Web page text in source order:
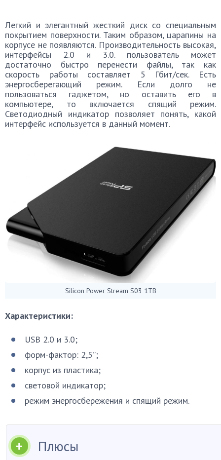
Легкий и элегантный жесткий диск со специальным
покрытием поверхности. Таким образом, царапины на
корпусе не появляются. Производительность высокая,
интерфейсы 2.0 и 3.0. пользователь может
достаточно быстро перенести файлы, так как
скорость работы составляет 5 Гбит/сек. Есть
энергосберегающий режим. Если долго не
пользоваться гаджетом, но оставить его в
компьютере, то включается спящий режим.
Светодиодный индикатор позволяет понять, какой
интерфейс используется в данный момент.
Silicon Power Stream S03 1TB
Характеристики:
USB 2.0 и 3.0;
форм-фактор: 2,5”;
корпус из пластика;
световой индикатор;
режим энергосбережения и спящий режим.
Плюсы